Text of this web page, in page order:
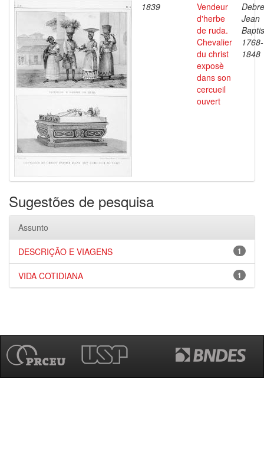
1839
Vendeur
d'herbe
de ruda.
Chevalier
du christ
exposè
dans son
cercueil
ouvert
Jean
1768-
1848
Sugestões de pesquisa
Assunto
1
DESCRIÇÃO E VIAGENS
1
VIDA COTIDIANA